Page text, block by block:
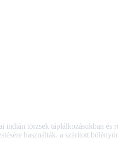
törzsek táplálkozásukban és
használták, a szárított